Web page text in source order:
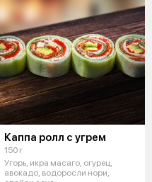
Каппа ролл с угрем
150 г
Угорь, икра масаго, огурец,
авокадо, водоросли нори,